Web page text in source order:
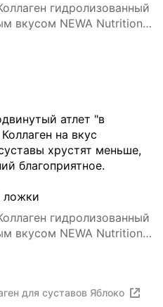
гидролизованный
вкусом NEWA Nutrition,
атлет "в
на вкус
хрустят меньше,
благоприятное.
ложки
гидролизованный
вкусом NEWA Nutrition,
для суставов Яблоко